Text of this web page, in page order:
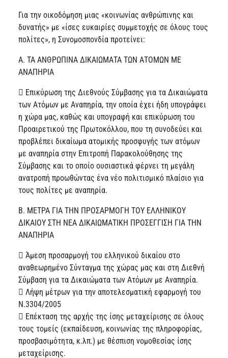
Για την οικοδόμηση μιας «κοινωνίας ανθρώπινης και
δυνατής» με «ίσες ευκαιρίες συμμετοχής σε όλους τους
πολίτες», η Συνομοσπονδία προτείνει:
Α. ΤΑ ΑΝΘΡΩΠΙΝΑ ΔΙΚΑΙΩΜΑΤΑ ΤΩΝ ΑΤΟΜΩΝ ΜΕ
ΑΝΑΠΗΡΙΑ
 Επικύρωση της Διεθνούς Σύμβασης για τα Δικαιώματα
των Ατόμων με Αναπηρία, την οποία έχει ήδη υπογράψει
η χώρα μας, καθώς και υπογραφή και επικύρωση του
Προαιρετικού της Πρωτοκόλλου, που τη συνοδεύει και
προβλέπει δικαίωμα ατομικής προσφυγής των ατόμων
με αναπηρία στην Επιτροπή Παρακολούθησης της
Σύμβασης και το οποίο ουσιαστικά φέρνει τη μεγάλη
ανατροπή προωθώντας ένα νέο πολιτισμικό πλαίσιο για
τους πολίτες με αναπηρία.
Β. ΜΕΤΡΑ ΓΙΑ ΤΗΝ ΠΡΟΣΑΡΜΟΓΗ ΤΟΥ ΕΛΛΗΝΙΚΟΥ
ΔΙΚΑΙΟΥ ΣΤΗ ΝΕΑ ΔΙΚΑΙΩΜΑΤΙΚΗ ΠΡΟΣΕΓΓΙΣΗ ΓΙΑ ΤΗΝ
ΑΝΑΠΗΡΙΑ
 Άμεση προσαρμογή του ελληνικού δικαίου στο
αναθεωρημένο Σύνταγμα της χώρας μας και στη Διεθνή
Σύμβαση για τα Δικαιώματα των Ατόμων με Αναπηρία.
 Λήψη μέτρων για την αποτελεσματική εφαρμογή του
Ν.3304/2005
 Επέκταση της αρχής της ίσης μεταχείρισης σε όλους
τους τομείς (εκπαίδευση, κοινωνίας της πληροφορίας,
προσβασιμότητα, κ.λπ.) με θέσπιση νομοθεσίας ίσης
μεταχείρισης.